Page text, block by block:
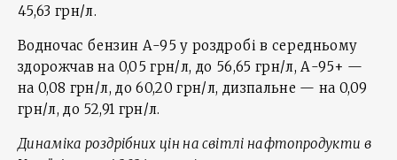
45,63 грн/л.
Водночас бензин А-95 у роздробі в середньому
здорожчав на 0,05 грн/л, до 56,65 грн/л, А-95+ —
на 0,08 грн/л, до 60,20 грн/л, дизпальне — на 0,09
грн/л, до 52,91 грн/л.
Динаміка роздрібних цін на світлі нафтопродукти в